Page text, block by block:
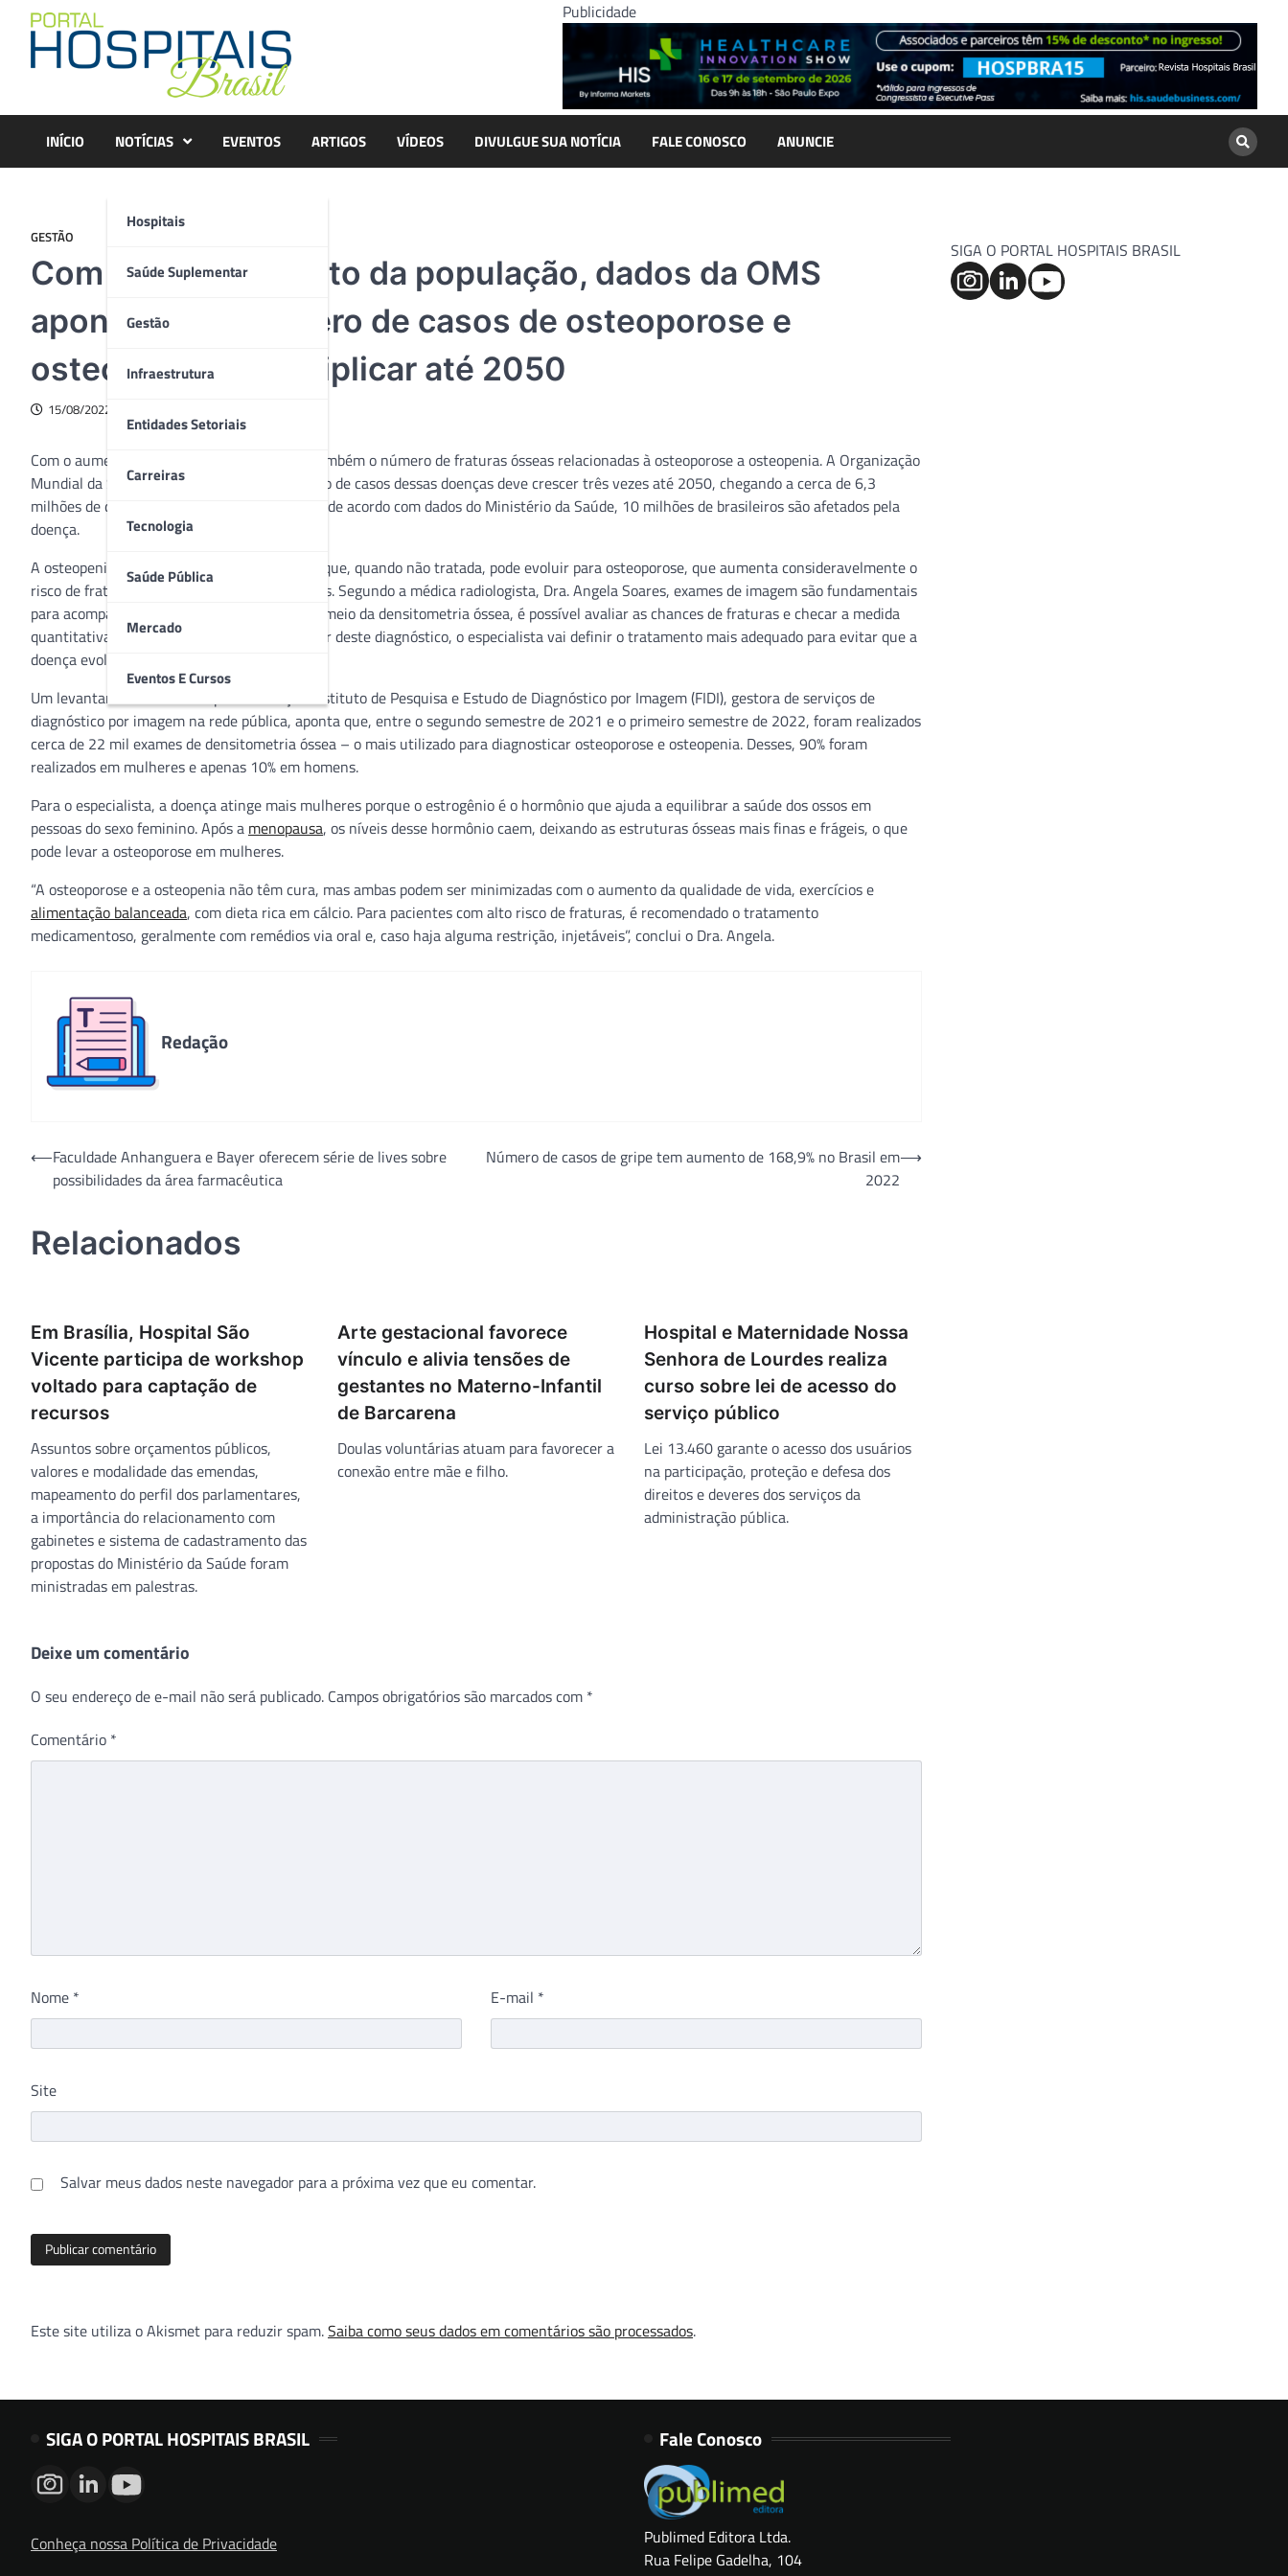
content
Publicidade
INÍCIO NOTÍCIAS
Hospitais
Saúde Suplementar
Gestão
Infraestrutura
Entidades Setoriais
Carreiras
Tecnologia
Saúde Pública
Mercado
Eventos E Cursos
EVENTOS ARTIGOS VÍDEOS DIVULGUE SUA NOTÍCIA FALE CONOSCO ANUNCIE
GESTÃO
Com envelhecimento da população, dados da OMS
apontam que número de casos de osteoporose e
osteopenia deve triplicar até 2050
15/08/2022
Com o aumento da população idosa, cresce também o número de fraturas ósseas relacionadas à osteoporose a osteopenia. A Organização
Mundial da Saúde (OMS) estima que o número de casos dessas doenças deve crescer três vezes até 2050, chegando a cerca de 6,3
milhões de diagnósticos no mundo. No Brasil, de acordo com dados do Ministério da Saúde, 10 milhões de brasileiros são afetados pela
doença.
A osteopenia é uma redução da massa óssea que, quando não tratada, pode evoluir para osteoporose, que aumenta consideravelmente o
risco de fraturas devido à fragilidade dos ossos. Segundo a médica radiologista, Dra. Angela Soares, exames de imagem são fundamentais
para acompanhar a evolução da doença. “Por meio da densitometria óssea, é possível avaliar as chances de fraturas e checar a medida
quantitativa da perda da massa óssea. A partir deste diagnóstico, o especialista vai definir o tratamento mais adequado para evitar que a
doença evolua”, comenta.
Um levantamento realizado pela Fundação Instituto de Pesquisa e Estudo de Diagnóstico por Imagem (FIDI), gestora de serviços de
diagnóstico por imagem na rede pública, aponta que, entre o segundo semestre de 2021 e o primeiro semestre de 2022, foram realizados
cerca de 22 mil exames de densitometria óssea – o mais utilizado para diagnosticar osteoporose e osteopenia. Desses, 90% foram
realizados em mulheres e apenas 10% em homens.
Para o especialista, a doença atinge mais mulheres porque o estrogênio é o hormônio que ajuda a equilibrar a saúde dos ossos em
pessoas do sexo feminino. Após a menopausa, os níveis desse hormônio caem, deixando as estruturas ósseas mais finas e frágeis, o que
pode levar a osteoporose em mulheres.
“A osteoporose e a osteopenia não têm cura, mas ambas podem ser minimizadas com o aumento da qualidade de vida, exercícios e
alimentação balanceada, com dieta rica em cálcio. Para pacientes com alto risco de fraturas, é recomendado o tratamento
medicamentoso, geralmente com remédios via oral e, caso haja alguma restrição, injetáveis”, conclui o Dra. Angela.
Redação
Navegação
⟵Faculdade Anhanguera e Bayer oferecem série de lives sobre
possibilidades da área farmacêutica
Número de casos de gripe tem aumento de 168,9% no Brasil em
2022
⟶
Relacionados
Em Brasília, Hospital São
Vicente participa de workshop
voltado para captação de
recursos
Assuntos sobre orçamentos públicos,
valores e modalidade das emendas,
mapeamento do perfil dos parlamentares,
a importância do relacionamento com
gabinetes e sistema de cadastramento das
propostas do Ministério da Saúde foram
ministradas em palestras.
Arte gestacional favorece
vínculo e alivia tensões de
gestantes no Materno-Infantil
de Barcarena
Doulas voluntárias atuam para favorecer a
conexão entre mãe e filho.
Hospital e Maternidade Nossa
Senhora de Lourdes realiza
curso sobre lei de acesso do
serviço público
Lei 13.460 garante o acesso dos usuários
na participação, proteção e defesa dos
direitos e deveres dos serviços da
administração pública.
Deixe um comentário
O seu endereço de e-mail não será publicado. Campos obrigatórios são marcados com *
Comentário *
Nome * E-mail *
Site
Salvar meus dados neste navegador para a próxima vez que eu comentar.
Este site utiliza o Akismet para reduzir spam.Saiba como seus dados em comentários são processados.
SIGA O PORTAL HOSPITAIS BRASIL
SIGA O PORTAL HOSPITAIS BRASIL
Conheça nossa Política de Privacidade
Fale Conosco
Publimed Editora Ltda.
Rua Felipe Gadelha, 104